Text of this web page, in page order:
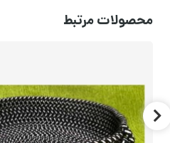
محصولات مرتبط